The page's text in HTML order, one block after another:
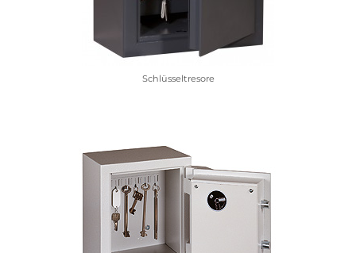
Schlüsseltresore